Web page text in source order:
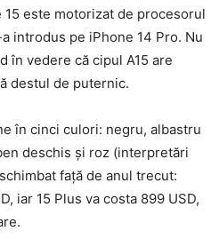
este motorizat de procesorul
introdus pe iPhone 14 Pro. Nu
în vedere că cipul A15 are
destul de puternic.
în cinci culori: negru, albastru
deschis și roz (interpretări
față de anul trecut:
iar 15 Plus va costa 899 USD,